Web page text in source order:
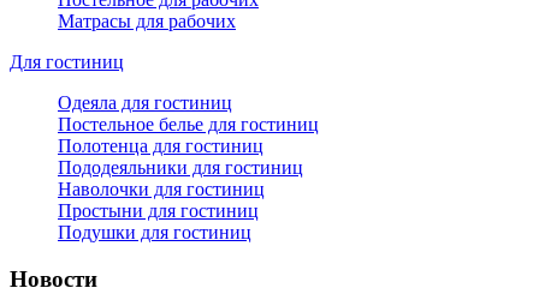
Матрасы для рабочих
Для гостиниц
Одеяла для гостиниц
Постельное белье для гостиниц
Полотенца для гостиниц
Пододеяльники для гостиниц
Наволочки для гостиниц
Простыни для гостиниц
Подушки для гостиниц
Новости